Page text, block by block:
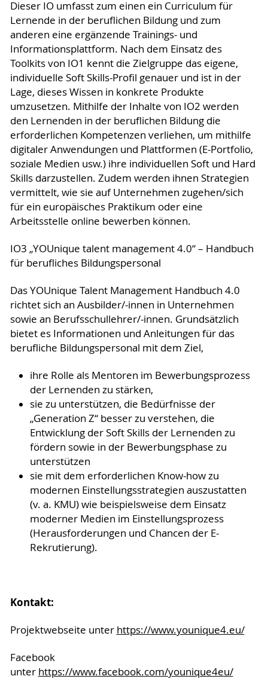
Dieser IO umfasst zum einen ein Curriculum für
Lernende in der beruflichen Bildung und zum
anderen eine ergänzende Trainings- und
Informationsplattform. Nach dem Einsatz des
Toolkits von IO1 kennt die Zielgruppe das eigene,
individuelle Soft Skills-Profil genauer und ist in der
Lage, dieses Wissen in konkrete Produkte
umzusetzen. Mithilfe der Inhalte von IO2 werden
den Lernenden in der beruflichen Bildung die
erforderlichen Kompetenzen verliehen, um mithilfe
digitaler Anwendungen und Plattformen (E-Portfolio,
soziale Medien usw.) ihre individuellen Soft und Hard
Skills darzustellen. Zudem werden ihnen Strategien
vermittelt, wie sie auf Unternehmen zugehen/sich
für ein europäisches Praktikum oder eine
Arbeitsstelle online bewerben können.
IO3 „YOUnique talent management 4.0“ – Handbuch
für berufliches Bildungspersonal
Das YOUnique Talent Management Handbuch 4.0
richtet sich an Ausbilder/-innen in Unternehmen
sowie an Berufsschullehrer/-innen. Grundsätzlich
bietet es Informationen und Anleitungen für das
berufliche Bildungspersonal mit dem Ziel,
ihre Rolle als Mentoren im Bewerbungsprozess
der Lernenden zu stärken,
sie zu unterstützen, die Bedürfnisse der
„Generation Z“ besser zu verstehen, die
Entwicklung der Soft Skills der Lernenden zu
fördern sowie in der Bewerbungsphase zu
unterstützen
sie mit dem erforderlichen Know-how zu
modernen Einstellungsstrategien auszustatten
(v. a. KMU) wie beispielsweise dem Einsatz
moderner Medien im Einstellungsprozess
(Herausforderungen und Chancen der E-
Rekrutierung).
Kontakt:
Projektwebseite unter https://www.younique4.eu/
Facebook
unter https://www.facebook.com/younique4eu/